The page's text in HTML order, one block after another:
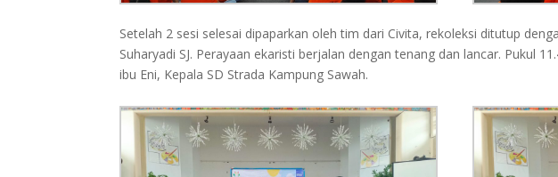
Setelah 2 sesi selesai dipaparkan oleh tim dari Civita, rekoleksi ditutup
Suharyadi SJ. Perayaan ekaristi berjalan dengan tenang dan lancar. Pukul
ibu Eni, Kepala SD Strada Kampung Sawah.